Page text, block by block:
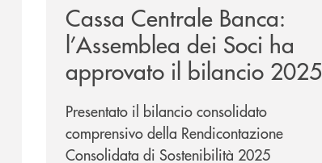
Cassa Centrale Banca:
l’Assemblea dei Soci ha
approvato il bilancio 2025
Presentato il bilancio consolidato
comprensivo della Rendicontazione
Consolidata di Sostenibilità 2025